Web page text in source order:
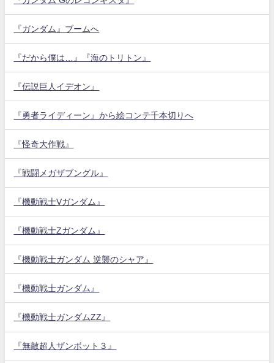
『ガンダム』ブームへ
『だから僕は…』『海のトリトン』
『伝説巨人イデオン』
『勇者ライディーン』から絵コンテ千本切りへ
『怪奇大作戦』
『戦闘メガザブングル』
『機動戦士Vガンダム』
『機動戦士Zガンダム』
『機動戦士ガンダム 逆襲のシャア』
『機動戦士ガンダム』
『機動戦士ガンダムZZ』
『無敵超人ザンボット３』